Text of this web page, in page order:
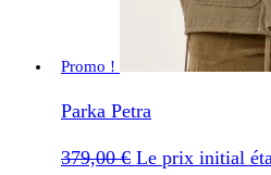
Promo !
Parka Petra
379,00€ Le prix initial